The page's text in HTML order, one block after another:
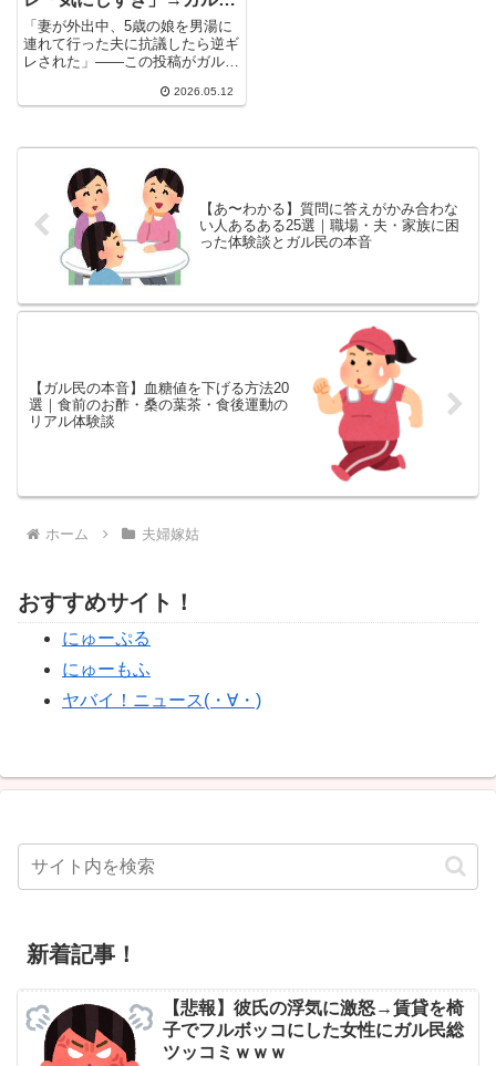
「虐待です」｜+2402コメ
ントの怒りの声まとめ
「妻が外出中、5歳の娘を男湯に
連れて行った夫に抗議したら逆ギ
レされた」——この投稿がガルち
2026.05.12
【あ〜わかる】質問に答えがかみ合わな
い人あるある25選｜職場・夫・家族に困
った体験談とガル民の本音
【ガル民の本音】血糖値を下げる方法20
選｜食前のお酢・桑の葉茶・食後運動の
リアル体験談
ホーム 夫婦嫁姑
おすすめサイト！
にゅーぷる
にゅーもふ
ヤバイ！ニュース(・∀・)
新着記事！
【悲報】彼氏の浮気に激怒→賃貸を椅
子でフルボッコにした女性にガル民総
ツッコミｗｗｗ